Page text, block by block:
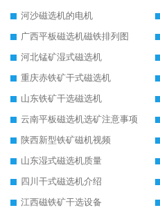
河沙磁选机的电机
广西平板磁选机磁铁排列图
河北锰矿湿式磁选机
重庆赤铁矿干式磁选机
山东铁矿干选磁选机
云南平板磁选机选矿注意事项
陕西新型铁矿磁机视频
山东湿式磁选机质量
四川干式磁选机介绍
江西磁铁矿干选设备